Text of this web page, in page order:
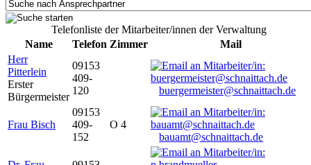
Telefonliste der Mitarbeiter/innen der Verwaltung
Name
Telefon Zimmer
Mail
Herr
Pitterlein
Erster
Bürgermeister
09153
409-
120
buergermeister@schnaittach.de
Frau Bisch
09153
409-
152
O 4
bauamt@schnaittach.de